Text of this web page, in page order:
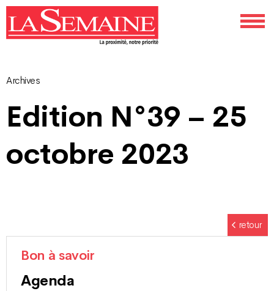
Archives
Edition N°39 – 25
octobre 2023
retour
Bon à savoir
Agenda
Navigation
des
articles